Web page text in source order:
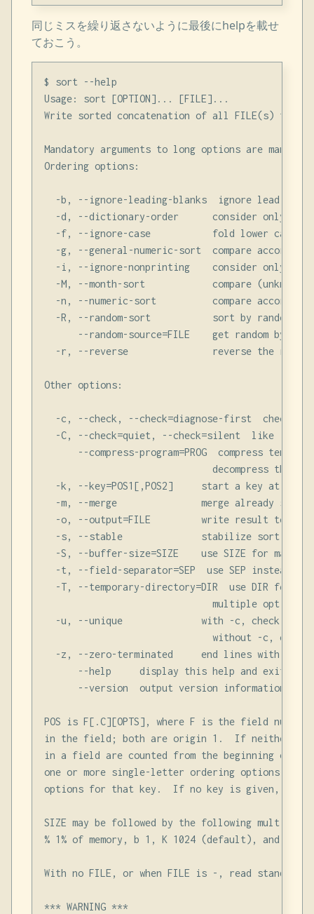
同じミスを繰り返さないように最後にhelpを載せ
ておこう。
$ sort --help
Usage: sort [OPTION]... [FILE]...
Write sorted concatenation of all FILE(s) to
Mandatory arguments to long options are
Ordering options:
-b, --ignore-leading-blanks  ignore leading
-d, --dictionary-order      consider only
-f, --ignore-case           fold lower case
-g, --general-numeric-sort  compare according
-i, --ignore-nonprinting    consider only
-M, --month-sort            compare (unknown)
-n, --numeric-sort          compare according
-R, --random-sort           sort by random
--random-source=FILE    get random bytes
-r, --reverse               reverse the
Other options:
-c, --check, --check=diagnose-first  check
-C, --check=quiet, --check=silent  like -c,
--compress-program=PROG  compress
decompress them
-k, --key=POS1[,POS2]     start a key at
-m, --merge               merge already
-o, --output=FILE         write result to
-s, --stable              stabilize sort by
-S, --buffer-size=SIZE    use SIZE for main
-t, --field-separator=SEP  use SEP instead of
-T, --temporary-directory=DIR  use DIR for
multiple options
-u, --unique              with -c, check for
without -c,
-z, --zero-terminated     end lines with 0
      --help     display this help and exit
--version  output version information and
POS is F[.C][OPTS], where F is the field
in the field; both are origin 1.  If neither -t
in a field are counted from the beginning of the
one or more single-letter ordering options,
options for that key.  If no key is given, use
SIZE may be followed by the following
% 1% of memory, b 1, K 1024 (default), and so
With no FILE, or when FILE is -, read standard
*** WARNING ***